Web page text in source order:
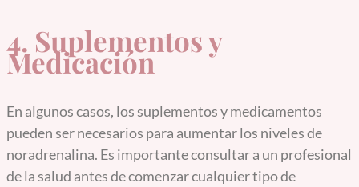
4. Suplementos y
Medicación
En algunos casos, los suplementos y medicamentos
pueden ser necesarios para aumentar los niveles de
noradrenalina. Es importante consultar a un profesional
de la salud antes de comenzar cualquier tipo de